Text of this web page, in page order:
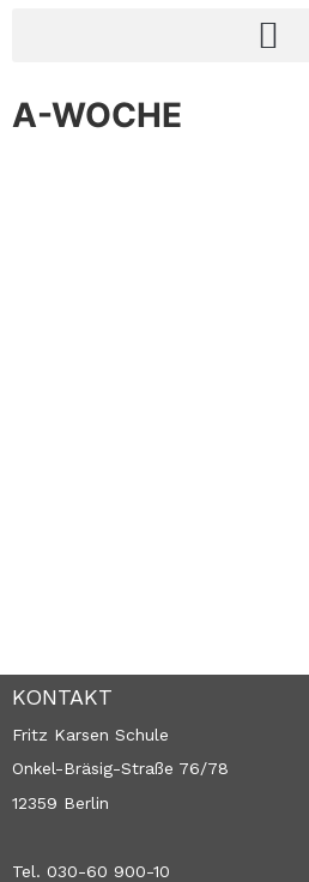
A-WOCHE
KONTAKT
Fritz Karsen Schule
Onkel-Bräsig-Straße 76/78
12359 Berlin
Tel. 030-60 900-10